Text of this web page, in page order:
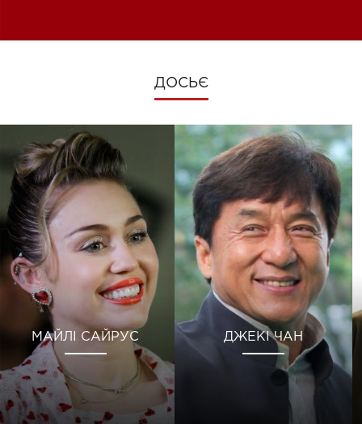
ДОСЬЄ
МАЙЛІ САЙРУС ДЖЕКІ ЧАН